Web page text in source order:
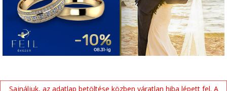
Sajnáljuk, az adatlap betöltése közben váratlan hiba lépett fel. A